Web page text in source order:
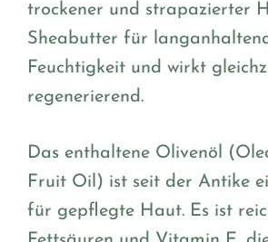
trockener und strapazierter
Sheabutter für
Feuchtigkeit und wirkt
regenerierend.
Das enthaltene Olivenöl
Fruit Oil) ist seit der Antike
für gepflegte Haut. Es ist